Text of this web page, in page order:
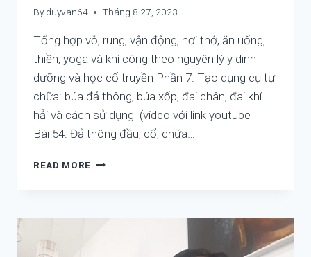
By duyvan64 Tháng 8 27, 2023
Tổng hợp vỗ, rung, vận động, hơi thở, ăn uống,
thiền, yoga và khí công theo nguyên lý y dinh
dưỡng và học cổ truyền Phần 7: Tạo dụng cụ tự
chữa: búa đả thông, búa xốp, đai chân, đai khí
hải và cách sử dụng (video với link youtube
Bài 54: Đả thông đầu, cổ, chữa…
READ MORE KHÓA
CHỮA